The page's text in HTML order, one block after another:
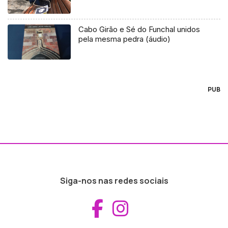
Cabo Girão e Sé do Funchal unidos
pela mesma pedra (áudio)
PUB
Siga-nos nas redes sociais
Aceder ao